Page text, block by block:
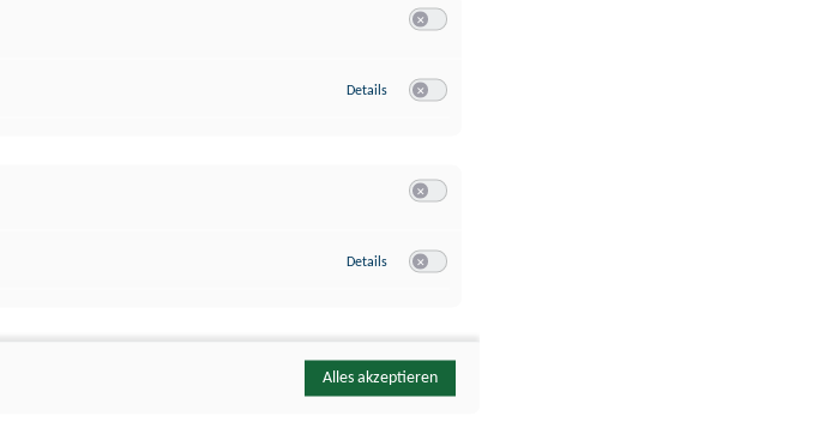
Details zu Google Analytics
Details zu YouTube
Alles akzeptieren